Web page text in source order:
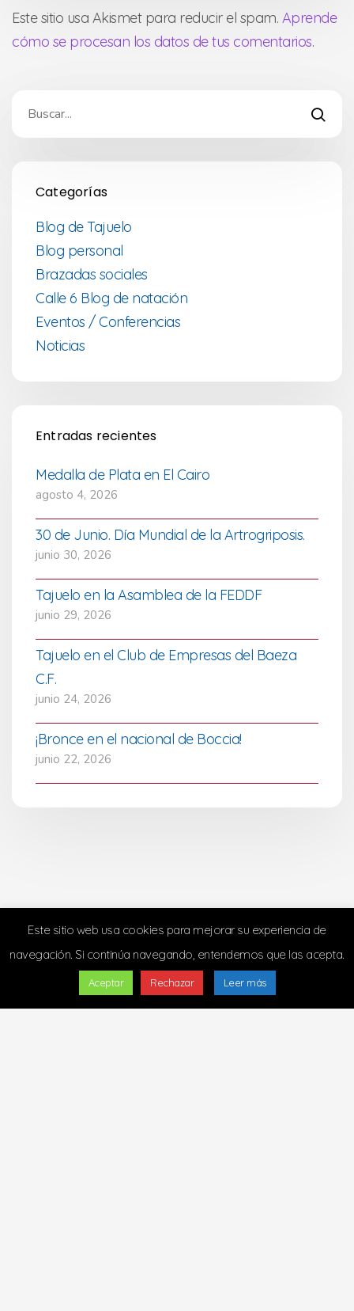
Este sitio usa Akismet para reducir el spam. Aprende
cómo se procesan los datos de tus comentarios.
Categorías
Blog de Tajuelo
Blog personal
Brazadas sociales
Calle 6 Blog de natación
Eventos / Conferencias
Noticias
Entradas recientes
Medalla de Plata en El Cairo
agosto 4, 2026
30 de Junio. Día Mundial de la Artrogriposis.
junio 30, 2026
Tajuelo en la Asamblea de la FEDDF
junio 29, 2026
Tajuelo en el Club de Empresas del Baeza
C.F.
junio 24, 2026
¡Bronce en el nacional de Boccia!
junio 22, 2026
Este sitio web usa cookies para mejorar su experiencia de
navegación. Si continúa navegando, entendemos que las acepta.
Aceptar Rechazar Leer más